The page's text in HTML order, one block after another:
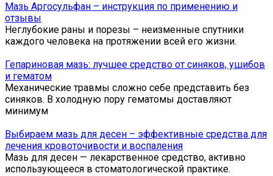
Мазь Аргосульфан – инструкция по применению и
отзывы
Неглубокие раны и порезы – неизменные спутники
каждого человека на протяжении всей его жизни.
Гепариновая мазь: лучшее средство от синяков, ушибов
и гематом
Механические травмы сложно себе представить без
синяков. В холодную пору гематомы доставляют
минимум
Выбираем мазь для десен – эффективные средства для
лечения кровоточивости и воспаления
Мазь для десен — лекарственное средство, активно
использующееся в стоматологической практике.